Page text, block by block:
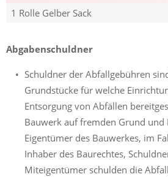
1 Rolle Gelber Sack
Abgabenschuldner
Schuldner der Abfallgebühren
Grundstücke für welche
Entsorgung von Abfällen
Bauwerk auf fremden Grund und
Eigentümer des Bauwerkes, im
Inhaber des Baurechtes,
Miteigentümer schulden die